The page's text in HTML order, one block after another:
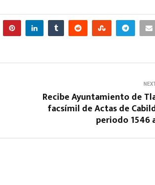
Recibe Ayuntamiento de
facsímil de Actas de
periodo 1546